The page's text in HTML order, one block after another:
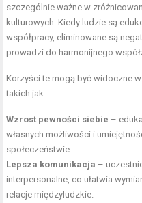
szczególnie ważne w
kulturowych. Kiedy ludzie są
współpracy, eliminowane są
prowadzi do harmonijnego
Korzyści te mogą być widoczne
takich jak:
Wzrost pewności siebie –
własnych możliwości i
społeczeństwie.
Lepsza komunikacja –
interpersonalne, co ułatwia
relacje międzyludzkie.